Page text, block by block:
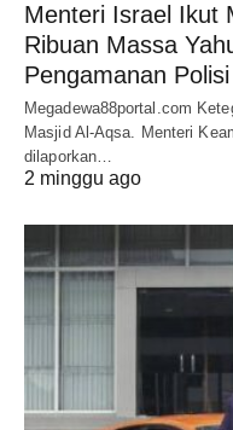
Menteri Israel Ikut
Ribuan Massa
Pengamanan Polisi
Megadewa88portal.com
Masjid Al-Aqsa. Menteri
dilaporkan…
2 minggu ago